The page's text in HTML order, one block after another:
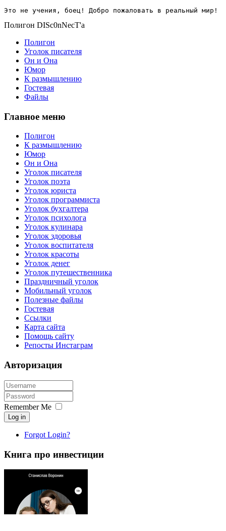
Это не учения, боец! Добро пожаловать в реальный мир!
Полигон DISc0nNecT'a
Полигон
Уголок писателя
Он и Она
Юмор
К размышлению
Гостевая
Файлы
Главное меню
Полигон
К размышлению
Юмор
Он и Она
Уголок писателя
Уголок поэта
Уголок юриста
Уголок программиста
Уголок бухгалтера
Уголок психолога
Уголок кулинара
Уголок здоровья
Уголок воспитателя
Уголок красоты
Уголок денег
Уголок путешественника
Праздничный уголок
Мобильный уголок
Полезные файлы
Гостевая
Ссылки
Карта сайта
Помощь сайту
Репосты Инстаграм
Авторизация
Remember Me
Log in
Forgot Login?
Книга про инвестиции